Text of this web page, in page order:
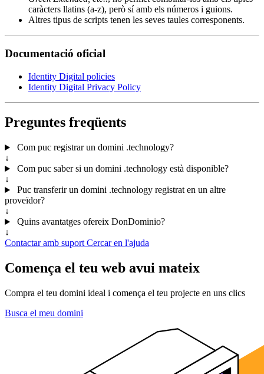
caràcters llatins (a-z), però sí amb els números i guions.
Altres tipus de scripts tenen les seves taules corresponents.
Documentació oficial
Identity Digital policies
Identity Digital Privacy Policy
Preguntes freqüents
Com puc registrar un domini .technology?
↓
Com puc saber si un domini .technology està disponible?
↓
Puc transferir un domini .technology registrat en un altre
proveïdor?
↓
Quins avantatges ofereix DonDominio?
↓
Contactar amb suport Cercar en l'ajuda
Comença el teu web avui mateix
Compra el teu domini ideal i comença el teu projecte en uns clics
Busca el meu domini